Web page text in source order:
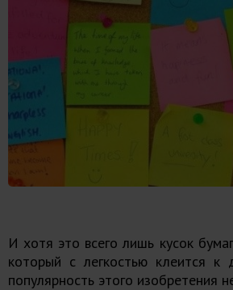
И хотя это всего лишь кусок
который с легкостью клеится к
популярность этого изобретения